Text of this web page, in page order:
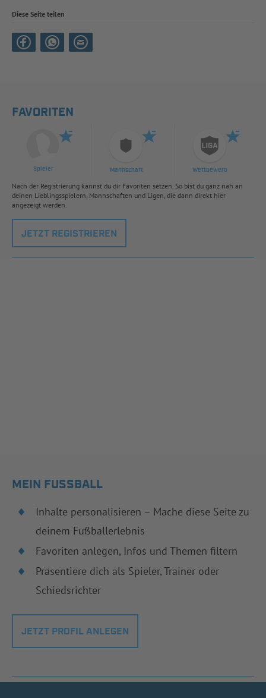
Diese Seite teilen
FAVORITEN
Spieler Mannschaft Wettbewerb
Nach der Registrierung kannst du dir Favoriten setzen. So bist du ganz nah an
deinen Lieblingsspielern, Mannschaften und Ligen, die dann direkt hier
angezeigt werden.
JETZT REGISTRIEREN
MEIN FUSSBALL
Inhalte personalisieren – Mache diese Seite zu
deinem Fußballerlebnis
Favoriten anlegen, Infos und Themen filtern
Präsentiere dich als Spieler, Trainer oder
Schiedsrichter
JETZT PROFIL ANLEGEN